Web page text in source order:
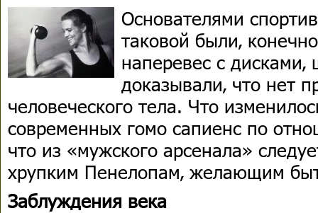
Основателями
таковой были‚
наперевес с
доказывали‚ что нет
человеческого тела. Что
современных гомо сапиенс по
что из «мужского арсенала»
хрупким Пенелопам‚ желающим
Заблуждения века